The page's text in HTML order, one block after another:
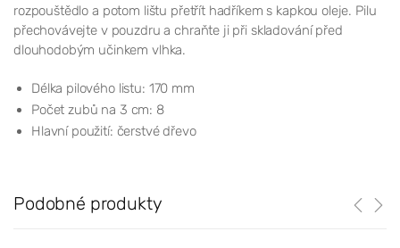
rozpouštědlo a potom lištu přetřít hadříkem s kapkou oleje. Pilu
přechovávejte v pouzdru a chraňte ji při skladování před
dlouhodobým učinkem vlhka.
Délka pilového listu: 170 mm
Počet zubů na 3 cm: 8
Hlavní použití: čerstvé dřevo
Podobné produkty